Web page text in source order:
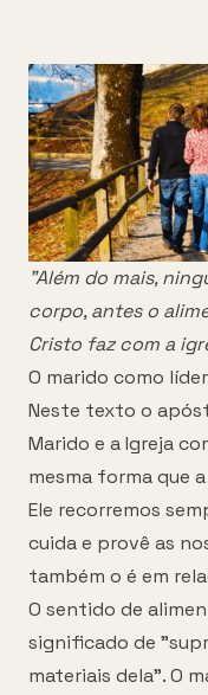
"Além do mais,
corpo, antes o
Cristo faz com a
O marido como
Neste texto o
Marido e a Igreja
mesma forma que
Ele recorremos
cuida e provê as
também o é em
O sentido de
significado de
materiais dela". O